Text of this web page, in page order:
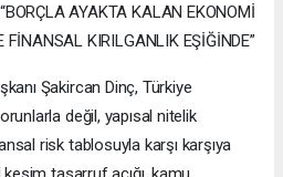
AYAKTA KALAN EKONOMİ
FİNANSAL KIRILGANLIK EŞİĞİNDE”
Şakircan Dinç, Türkiye
değil, yapısal nitelik
risk tablosuyla karşı karşıya